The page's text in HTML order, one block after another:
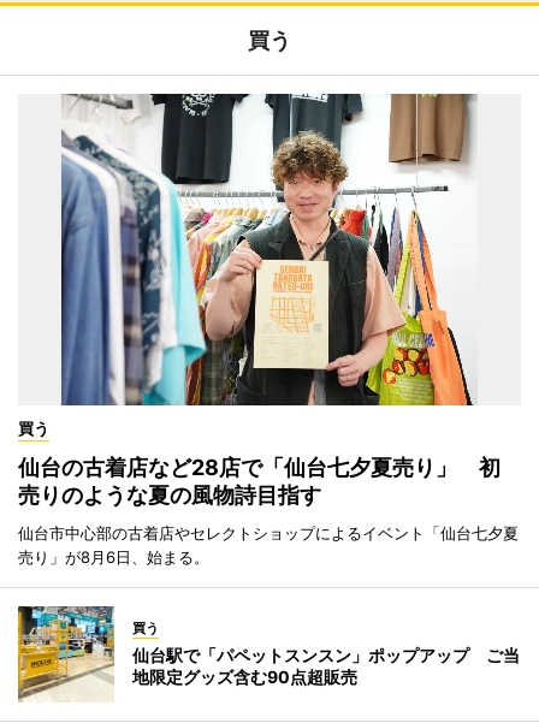
買う
買う
仙台の古着店など28店で「仙台七夕夏売り」 初
売りのような夏の風物詩目指す
仙台市中心部の古着店やセレクトショップによるイベント「仙台七夕夏
売り」が8月6日、始まる。
買う
仙台駅で「パペットスンスン」ポップアップ ご当
地限定グッズ含む90点超販売